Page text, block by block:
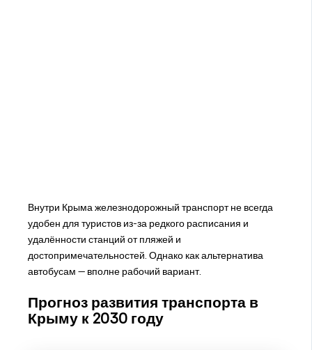
Внутри Крыма железнодорожный транспорт не всегда
удобен для туристов из-за редкого расписания и
удалённости станций от пляжей и
достопримечательностей. Однако как альтернатива
автобусам — вполне рабочий вариант.
Прогноз развития транспорта в
Крыму к 2030 году